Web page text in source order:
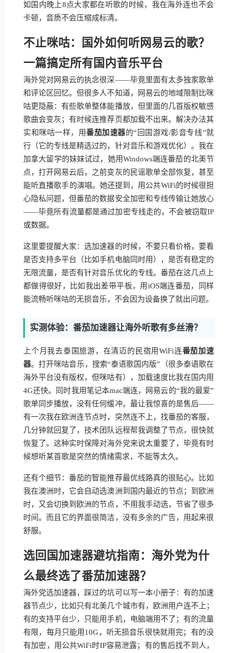
如国内晚上8点大家都在听歌的时候，我在海外连也不会
卡顿，音质不会压缩成标清。
不止咪咕：国外如何听网易云的歌？
一篇搞定所有国内音乐平台
海外党对网易云的执念很深——毕竟里面有太多独家歌单
和评论区回忆。但很多人不知道，网易云的地域限制比咪
咕更隐蔽：有些歌单整体能播放，但里面的几首版权敏感
歌曲会变灰；有时候连推荐页都加载不出来。解决办法其
实和咪咕一样，用番茄加速器的“回国游戏/影音专线”就
行（它的专线是精选过的，针对音乐和游戏优化）。我在
加拿大留学的妹妹试过，她用Windows端连番茄的北美节
点，打开网易云后，之前变灰的民谣歌单全部恢复，甚至
能听直播歌手的演唱。她还提到，用公共WiFi的时候很担
心隐私问题，但番茄的数据安全加密和专线传输让她放心
——毕竟所有流量都是通过加密专线走的，不会被窃取IP
或数据。
这里要提醒大家：选加速器的时候，不要只看价格，要看
是否支持多平台（比如手机电脑同时用），是否有稳定的
无限流量，是否有针对音乐优化的专线。番茄在这几点上
都做得很好，比如我出差带平板，用iOS端连番茄，同样
能流畅听咪咕的无损音乐，不会因为设备换了就出问题。
实测体验：番茄加速器让海外听歌有多丝滑？
上个月我去泰国旅游，在清迈的民宿用WiFi连番茄加速
器。打开咪咕音乐，搜索“泰语歌国内版”（很多泰语歌在
海外平台没有版权，但咪咕有），加载速度比我在国内用
4G还快。同时我用笔记本mac端连，网易云的“我的最爱”
歌单同步播放，没有任何缓冲。最让我惊喜的是售后——
有一次我在欧洲连节点时，突然连不上，找番茄的客服，
几分钟就回复了，技术团队远程帮我调整了节点，很快就
恢复了。这种实时保障对海外党来说太重要了，毕竟有时
候想听某首歌是突然的情绪需求，不能等太久。
还有个细节：番茄的智能推荐最优线路真的很贴心。比如
我在澳洲时，它会自动选澳洲到国内最近的节点；到欧洲
时，又会切换到欧洲的节点，不用我手动选，节省了很多
时间。而且它的界面很简洁，没有多余的广告，用起来很
舒服。
选回国加速器避坑指南：海外党为什
么最终选了番茄加速器？
海外党选加速器，踩过的坑可以写一本小册子：有的加速
器节点少，比如只有北美几个城市有，欧洲用户连不上；
有的支持平台少，只能用手机，电脑端用不了；有的流量
有限，每月只能用10G，听无损音乐很快就用完；有的没
有加密，用公共WiFi时IP容易泄露；有的售后找不到人，